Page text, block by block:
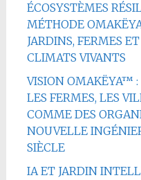
ÉCOSYSTÈMES
MÉTHODE
JARDINS, FERMES
CLIMATS VIVANTS
VISION OMAKËYA™ :
LES FERMES, LES
COMME DES
NOUVELLE
SIÈCLE
IA ET JARDIN